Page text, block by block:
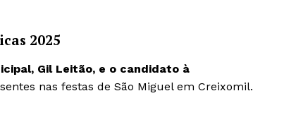
2025
Gil Leitão, e o candidato à
nas festas de São Miguel em Creixomil.